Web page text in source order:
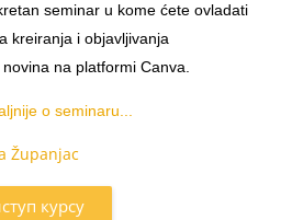
seminar u kome ćete ovladati
kreiranja i objavljivanja
na platformi Canva.
o seminaru...
Županjac
курсу